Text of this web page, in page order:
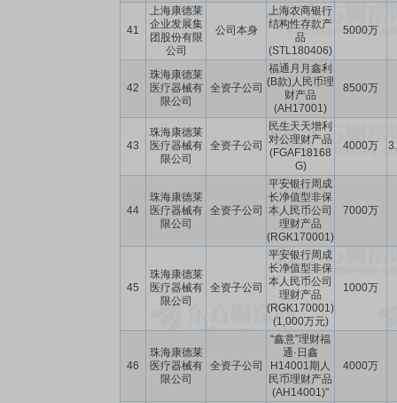
41
上海康德莱
企业发展集
团股份有限
公司
公司本身
上海农商银行
结构性存款产
品
(STL180406)
5000万
42
珠海康德莱
医疗器械有
限公司
全资子公司
福通月月鑫利
(B款)人民币理
财产品
(AH17001)
8500万
43
珠海康德莱
医疗器械有
限公司
全资子公司
民生天天增利
对公理财产品
(FGAF18168
G)
4000万
44
珠海康德莱
医疗器械有
限公司
全资子公司
平安银行周成
长净值型非保
本人民币公司
理财产品
(RGK170001)
7000万
45
珠海康德莱
医疗器械有
限公司
全资子公司
平安银行周成
长净值型非保
本人民币公司
理财产品
(RGK170001)
(1,000万元)
1000万
46
珠海康德莱
医疗器械有
限公司
全资子公司
“鑫意”理财福
通·日鑫
H14001期人
民币理财产品
(AH14001)”
4000万